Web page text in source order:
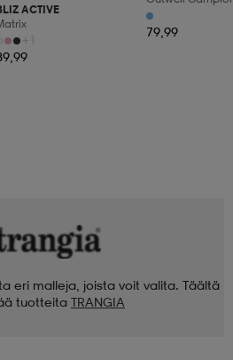
ACTIVE
+1
Double
79,99
eri malleja, joista voit valita. Täältä
tuotteita TRANGIA